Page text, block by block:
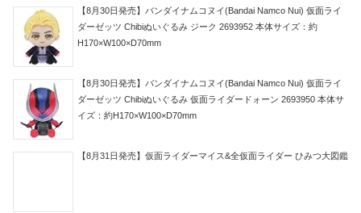
【8月30日発売】バンダイナムコヌイ(Bandai Namco Nui) 仮面ライ
ダーゼッツ Chibiぬいぐるみ ジーク 2693952 本体サイズ：約
H170×W100×D70mm
【8月30日発売】バンダイナムコヌイ(Bandai Namco Nui) 仮面ライ
ダーゼッツ Chibiぬいぐるみ 仮面ライダードォーン 2693950 本体サ
イズ：約H170×W100×D70mm
【8月31日発売】仮面ライダーマイス&全仮面ライダー ひみつ大図鑑